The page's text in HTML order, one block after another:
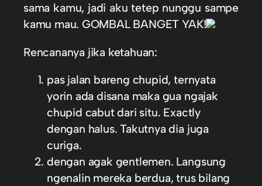
sama kamu, jadi aku tetep nunggu sampe
kamu mau. GOMBAL BANGET YAK!
Rencananya jika ketahuan:
pas jalan bareng chupid, ternyata
yorin ada disana maka gua ngajak
chupid cabut dari situ. Exactly
dengan halus. Takutnya dia juga
curiga.
dengan agak gentlemen. Langsung
ngenalin mereka berdua, trus bilang